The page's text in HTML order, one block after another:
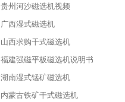
贵州河沙磁选机视频
广西湿式磁选机
山西求购干式磁选机
福建强磁平板磁选机说明书
湖南湿式锰矿磁选机
内蒙古铁矿干式磁选机